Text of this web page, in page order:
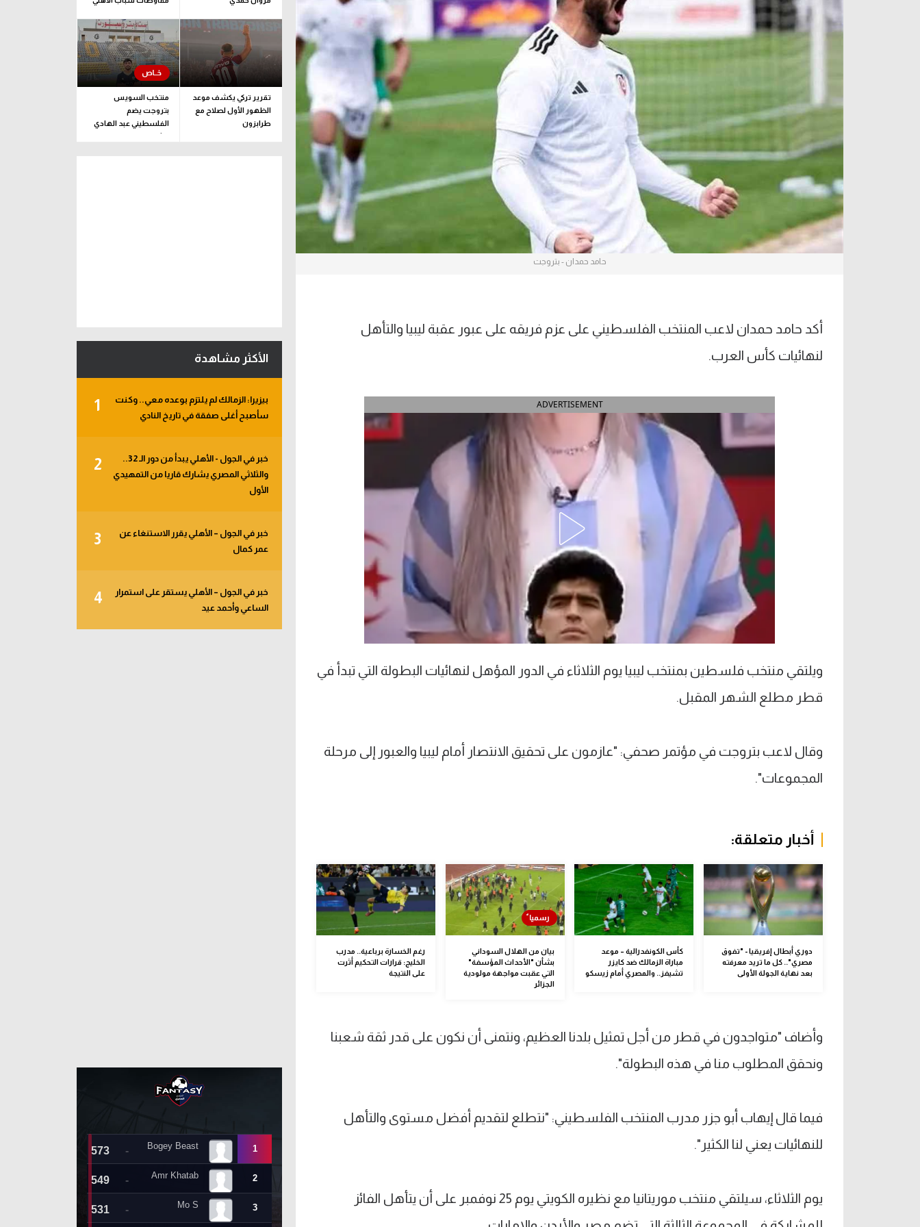
آراء حرة الدوري السعودي للمحترفين
دوري أبطال أوروبا
دوري أبطال إفريقيا
كل البطولات
دوري أبطال أوروبا
آسيا
أمريكا
حامد حمدان - بتروجت
أكد حامد حمدان لاعب المنتخب الفلسطيني على عزم فريقه على عبور عقبة ليبيا والتأهل
لنهائيات كأس العرب.
ADVERTISEMENT
ويلتقي منتخب فلسطين بمنتخب ليبيا يوم الثلاثاء في الدور المؤهل لنهائيات البطولة التي تبدأ في
قطر مطلع الشهر المقبل.
وقال لاعب بتروجت في مؤتمر صحفي: "عازمون على تحقيق الانتصار أمام ليبيا والعبور إلى مرحلة
المجموعات".
أخبار متعلقة:
دوري أبطال إفريقيا - "تفوق
مصري".. كل ما تريد معرفته
بعد نهاية الجولة الأولى
كأس الكونفدرالية – موعد
مباراة الزمالك ضد كايزر
تشيفز.. والمصري أمام زيسكو
بيان من الهلال السوداني
بشأن "الأحداث المؤسفة"
التي عقبت مواجهة مولودية
الجزائر
رغم الخسارة برباعية.. مدرب
الخليج: قرارات التحكيم أثرت
على النتيجة
وأضاف "متواجدون في قطر من أجل تمثيل بلدنا العظيم، ونتمنى أن نكون على قدر ثقة شعبنا
ونحقق المطلوب منا في هذه البطولة".
فيما قال إيهاب أبو جزر مدرب المنتخب الفلسطيني: "نتطلع لتقديم أفضل مستوى والتأهل
للنهائيات يعني لنا الكثير".
يوم الثلاثاء، سيلتقي منتخب موريتانيا مع نظيره الكويتي يوم 25 نوفمبر على أن يتأهل الفائز
تقرير تركي يكشف موعد
الظهور الأول لصلاح مع
طرابزون
منتخب السويس
بتروجت يضم
الفلسطيني عبد الهادي
راشد
الأكثر مشاهدة
1
بيزيرا: الزمالك لم يلتزم بوعده معي.. وكنت
سأصبح أغلى صفقة في تاريخ النادي
2
خبر في الجول - الأهلي يبدأ من دور الـ 32..
والثلاثي المصري يشارك قاريا من التمهيدي
الأول
3
خبر في الجول – الأهلي يقرر الاستنغاء عن
عمر كمال
4
خبر في الجول – الأهلي يستقر على استمرار
الساعي وأحمد عيد